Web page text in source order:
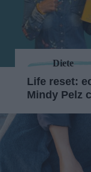
Diete
Life reset:
Mindy Pelz